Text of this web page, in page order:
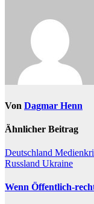
Von Dagmar Henn
Ähnlicher Beitrag
Deutschland
Russland Ukraine
Wenn Öffentlich-